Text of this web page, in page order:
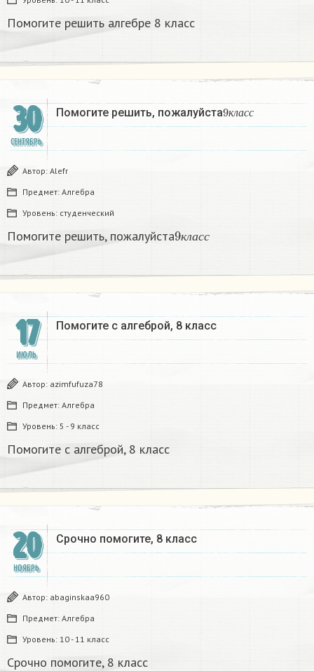
Помогите решить алгебре 8 класс
30
СЕНТЯБРЬ
Помогите решить, пожалуйста класс
9класс
Автор: Alefr
Предмет: Алгебра
Уровень: студенческий
Помогите решить, пожалуйста класс
9
17
ИЮЛЬ
Помогите с алгеброй, 8 класс
Автор: azimfufuza78
Предмет: Алгебра
Уровень: 5 - 9 класс
Помогите с алгеброй, 8 класс
20
НОЯБРЬ
Срочно помогите, 8 класс
Автор: abaginskaa960
Предмет: Алгебра
Уровень: 10 - 11 класс
Срочно помогите, 8 класс